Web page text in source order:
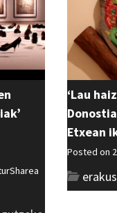
‘Lau
Etxean
Posted on